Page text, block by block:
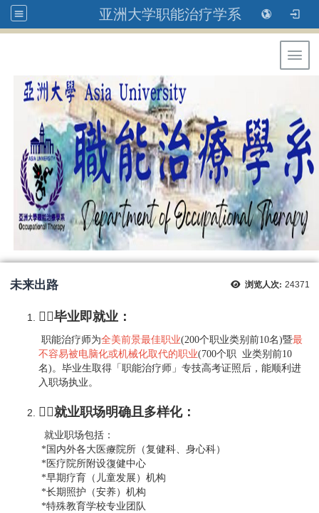
亚洲大学职能治疗学系
浏览人次: 24371
未来出路
👨‍⚕️毕业即就业：
职能治疗师为全美前景最佳职业(200个职业类别前10名)暨最
不容易被电脑化或机械化取代的职业(700个职 业类别前10
名)。毕业生取得「职能治疗师」专技高考证照后，能顺利进
入职场执业。
👩‍⚕️就业职场明确且多样化：
就业职场包括：
*国内外各大医療院所（复健科、身心科）
*医疗院所附设復健中心
*早期疗育（儿童发展）机构
*长期照护（安养）机构
*特殊教育学校专业团队